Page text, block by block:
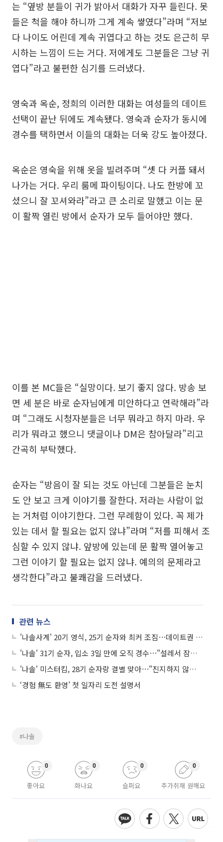
는 “옆방 분들이 귀가 밝아서 대화가 자꾸 들린다. 못
들은 척을 해야 하니까 그게 계속 쌓였다”라며 “저보
다 나이도 어린데 계속 귀엽다고 하는 것도 은근히 무
시하는 느낌이 드는 거다. 저에게도 그분들은 그냥 귀
엽다”라고 불편한 심기를 드러냈다.
영숙과 옥순, 정희의 이러한 대화는 여성들의 데이트
선택이 끝난 뒤에도 계속됐다. 영숙과 순자가 동시에
경수를 택하면서 이들의 대화는 더욱 강도 높아졌다.
옥순은 영숙을 위해 옷을 빌려주며 “셋 다 커플 돼서
나가는 거다. 우리 룸메 파이팅이다. 나도 한방에 꼬
셨으니 잘 꼬셔와라”라고 큰 소리로 말했고 이는 문
이 활짝 열린 방에서 순자가 모두 들어야만 했다.
이를 본 MC들은 “실망이다. 보기 좋지 않다. 방송 보
면 세 분은 바로 순자님에게 미안하다고 연락해라”라
며 “그래도 시청자분들은 너무 뭐라고 하지 마라. 우
리가 뭐라고 했으니 댓글이나 DM은 참아달라”리고
간곡히 부탁했다.
순자는 “방음이 잘 되는 것도 아닌데 그분들은 눈치
도 안 보고 크게 이야기를 잘한다. 저라는 사람이 없
는 거처럼 이야기한다. 그런 무례함이 있다. 꼭 제가
있는 데서 할 필요는 없지 않냐”라며 “저를 피해서 조
심할 수 있지 않냐. 앞방에 있는데 문 활짝 열어놓고
그런 이야기 할 필요는 없지 않냐. 예의의 문제라고
생각한다”라고 불쾌감을 드러냈다.
관련 뉴스
'나솔사계' 20기 영식, 25기 순자와 최커 조짐⋯데이트권 쌍방 사용 "서로에게 집중"
'나솔' 31기 순자, 입소 3일 만에 오직 경수⋯"설레서 잠도 못잤다"
'나솔' 미스터킴, 28기 순자랑 결별 맞아⋯"진지하지 않은 것 같아, 그래도 보고 싶어"
‘경험 無도 환영’ 첫 일자리 도전 설명서
#나솔
좋아요
0
화나요
0
슬퍼요
0
추가취재 원해요
0